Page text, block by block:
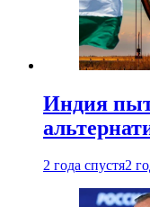
Индия
2 года спустя2